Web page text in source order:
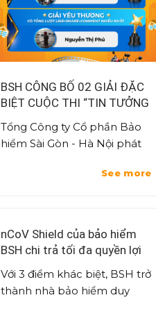
BSH CÔNG BỐ 02 GIẢI ĐẶC
BIỆT CUỘC THI “TIN TƯỞNG
LÀ YÊU THƯƠNG”
Tổng Công ty Cổ phần Bảo
hiểm Sài Gòn - Hà Nội phát
tưởng là Yêu thương” vớiSee more
nCoV Shield của bảo hiểm
BSH chi trả tối đa quyền lợi
ngay cả khi khách hàng đang
còn sống
Với 3 điểm khác biệt, BSH trở
thành nhà bảo hiểm duy